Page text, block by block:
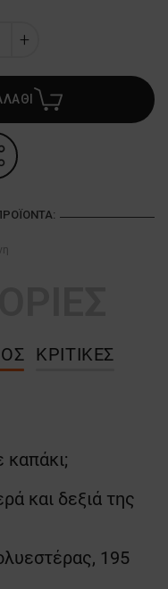
ΚΡΙΤΙΚΈΣ
καπάκι;
και δεξιά της
195